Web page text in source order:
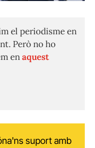
el periodisme en
Però no ho
enaquest
suport amb